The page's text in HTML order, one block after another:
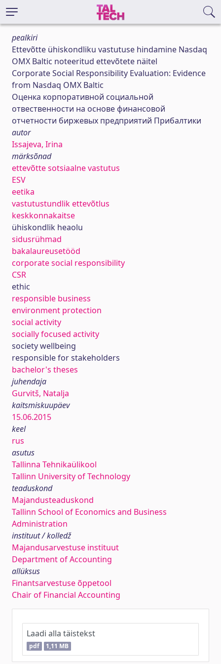
pealkiri
Ettevõtte ühiskondliku vastutuse hindamine Nasdaq
OMX Baltic noteeritud ettevõtete näitel
Corporate Social Responsibility Evaluation: Evidence
from Nasdaq OMX Baltic
Оценка корпоративной социальной
отвественности на основе финансовой
отчетности биржевых предприятий Прибалтики
autor
Issajeva, Irina
märksõnad
ettevõtte sotsiaalne vastutus
ESV
eetika
vastutustundlik ettevõtlus
keskkonnakaitse
ühiskondlik heaolu
sidusrühmad
bakalaureusetööd
corporate social responsibility
CSR
ethic
responsible business
environment protection
social activity
socially focused activity
society wellbeing
responsible for stakeholders
bachelor's theses
juhendaja
Gurvitš, Natalja
kaitsmiskuupäev
15.06.2015
keel
rus
asutus
Tallinna Tehnikaülikool
Tallinn University of Technology
teaduskond
Majandusteaduskond
Tallinn School of Economics and Business
Administration
instituut / kolledž
Majandusarvestuse instituut
Department of Accounting
allüksus
Finantsarvestuse õppetool
Chair of Financial Accounting
Laadi alla täistekst
pdf 1,11 MB